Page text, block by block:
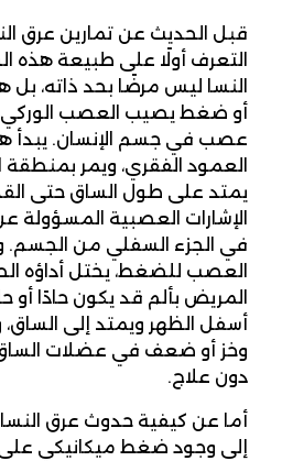
قبل الحديث عن تمارين عرق
التعرف أولًا على طبيعة هذه
النسا ليس مرضًا بحد ذاته،
أو ضغط يصيب العصب
عصب في جسم الإنسان. يبدأ
العمود الفقري، ويمر بمنطقة
يمتد على طول الساق حتى
الإشارات العصبية المسؤولة
في الجزء السفلي من الجسم.
العصب للضغط، يختل أداؤه
المريض بألم قد يكون حادًا أو
أسفل الظهر ويمتد إلى
وخز أو ضعف في عضلات
دون علاج.
أما عن كيفية حدوث عرق
إلى وجود ضغط ميكانيكي